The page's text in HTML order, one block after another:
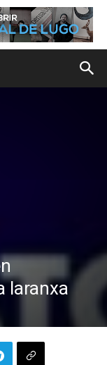
laranxa